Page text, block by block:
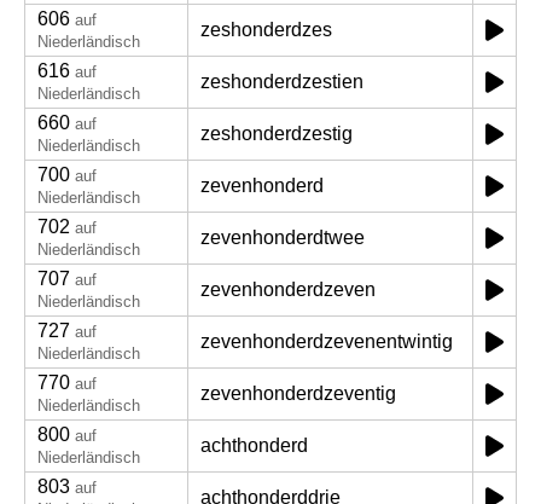
606 auf
Niederländisch
zeshonderdzes
616 auf
Niederländisch
zeshonderdzestien
660 auf
Niederländisch
zeshonderdzestig
700 auf
Niederländisch
zevenhonderd
702 auf
Niederländisch
zevenhonderdtwee
707 auf
Niederländisch
zevenhonderdzeven
727 auf
Niederländisch
zevenhonderdzevenentwintig
770 auf
Niederländisch
zevenhonderdzeventig
800 auf
Niederländisch
achthonderd
803 auf
achthonderddrie